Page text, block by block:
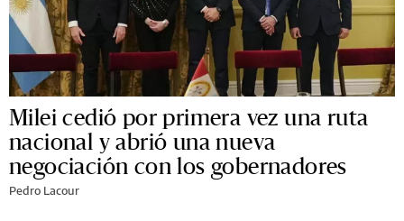
Milei cedió por primera vez una ruta
nacional y abrió una nueva
negociación con los gobernadores
Pedro Lacour